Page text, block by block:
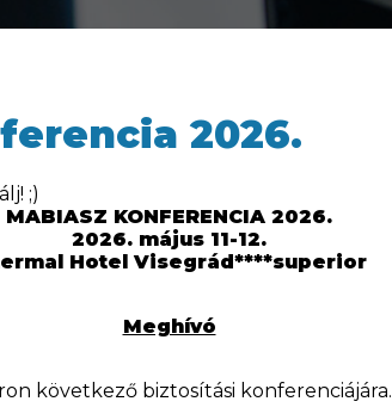
2026.
;)
MABIASZ KONFERENCIA 2026.
2026. május 11-12.
Hotel Visegrád****superior
Meghívó
következő biztosítási konferenciájára.